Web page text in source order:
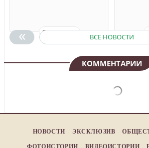
« ПОДРОБНЕЕ
ВСЕ НОВОСТИ
КОММЕНТАРИИ
НОВОСТИ ЭКСКЛЮЗИВ
ФОТОИСТОРИИ
ВИДЕОИСТОРИИ